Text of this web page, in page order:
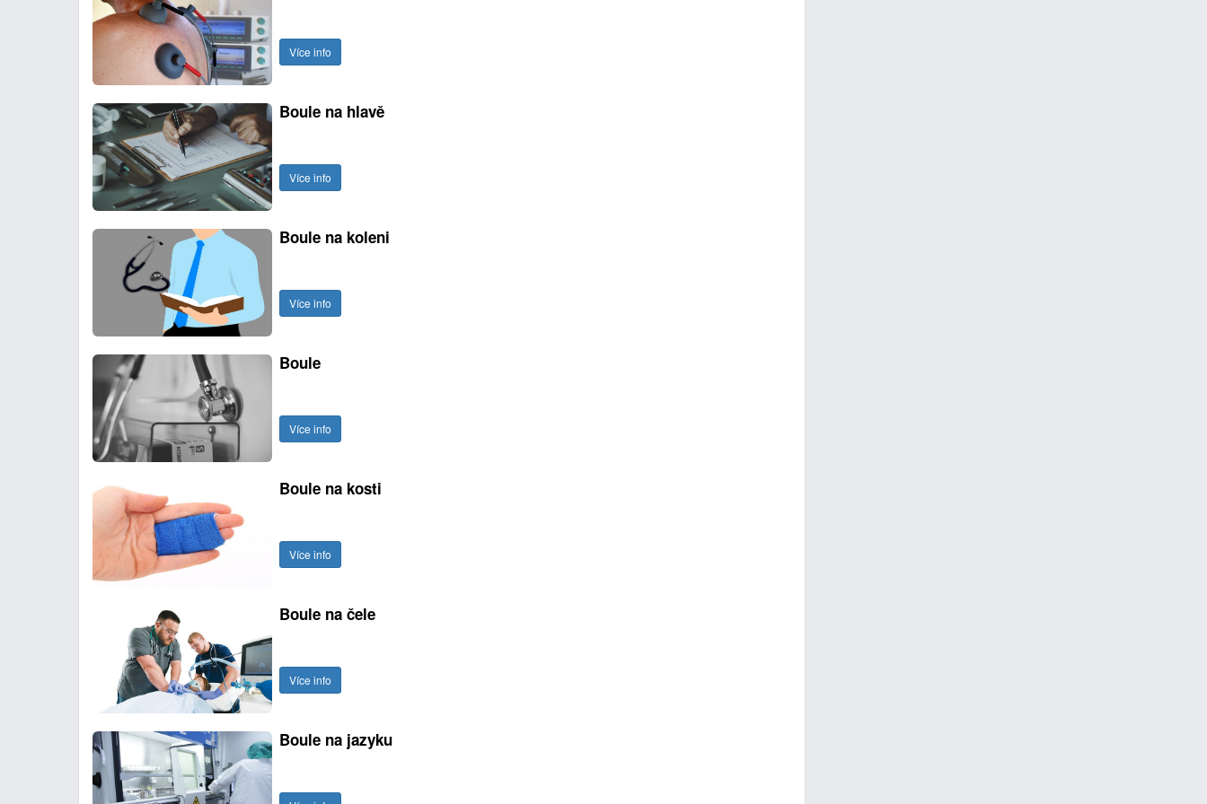
Více info
Boule na hlavě
Více info
Boule na koleni
Více info
Boule
Více info
Boule na kosti
Více info
Boule na čele
Více info
Boule na jazyku